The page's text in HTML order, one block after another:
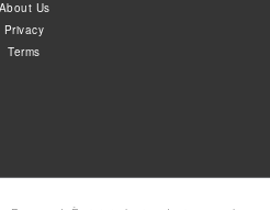
About Us
Privacy
Terms